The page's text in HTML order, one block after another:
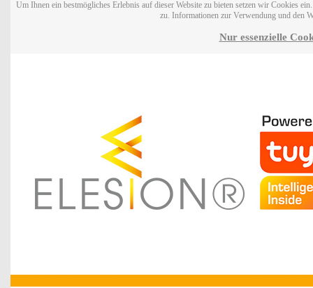
Um Ihnen ein bestmögliches Erlebnis auf dieser Website zu bieten setzen wir Cookies
zu. Informationen zur Verwendung und den
Nur essenzielle